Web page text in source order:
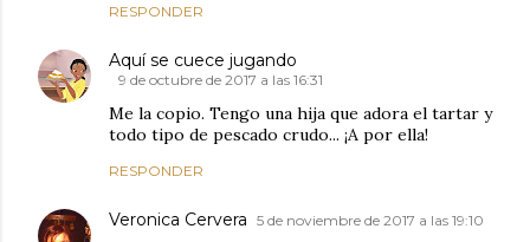
RESPONDER
Aquí se cuece jugando
9 de octubre de 2017 a las 16:31
Me la copio. Tengo una hija que adora el tartar y
todo tipo de pescado crudo... ¡A por ella!
RESPONDER
Veronica Cervera 5 de noviembre de 2017 a las 19:10